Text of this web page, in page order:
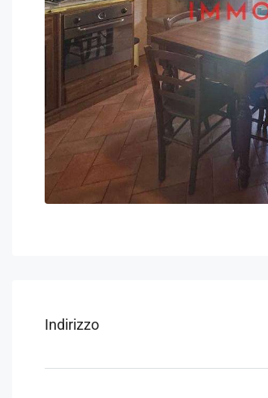
Indirizzo